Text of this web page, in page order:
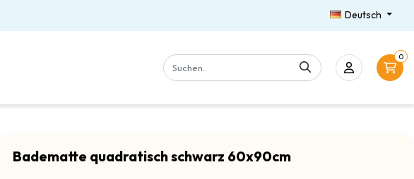
Deutsch
0
Badematte quadratisch schwarz 60x90cm